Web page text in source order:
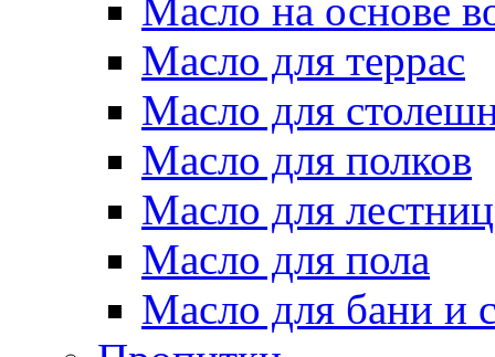
Масло на основе
Масло для террас
Масло для
Масло для полков
Масло для лестниц
Масло для пола
Масло для бани и